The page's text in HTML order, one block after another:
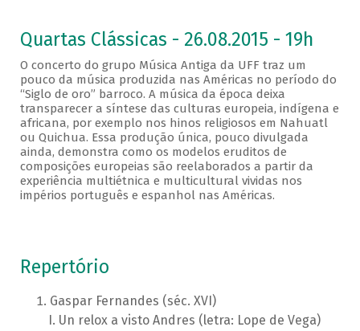
Quartas Clássicas - 26.08.2015 - 19h
O concerto do grupo Música Antiga da UFF traz um
pouco da música produzida nas Américas no período do
“Siglo de oro” barroco. A música da época deixa
transparecer a síntese das culturas europeia, indígena e
africana, por exemplo nos hinos religiosos em Nahuatl
ou Quichua. Essa produção única, pouco divulgada
ainda, demonstra como os modelos eruditos de
composições europeias são reelaborados a partir da
experiência multiétnica e multicultural vividas nos
impérios português e espanhol nas Américas.
Repertório
Gaspar Fernandes (séc. XVI)
Un relox a visto Andres (letra: Lope de Vega)